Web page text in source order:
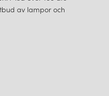
av lampor och